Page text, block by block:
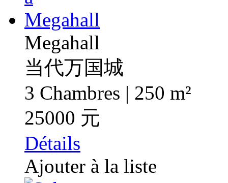
Megahall
当代万国城
3 Chambres | 250 m²
25000 元
Détails
Ajouter à la liste